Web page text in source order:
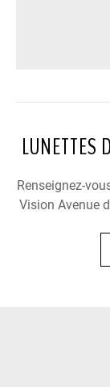
LUNETTES
Renseignez-
Vision Avenue